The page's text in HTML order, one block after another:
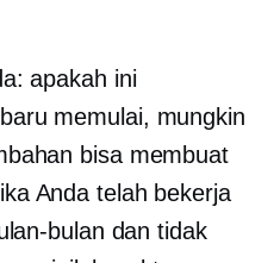
apakah ini
memulai, mungkin
bisa membuat
Anda telah bekerja
bulan dan tidak